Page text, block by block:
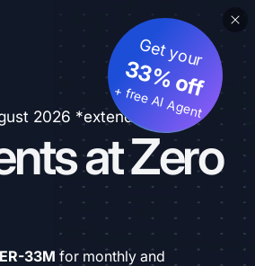
2026 *extended
at Zero
Get your
33% off
+ free AI Agent
33M for monthly and